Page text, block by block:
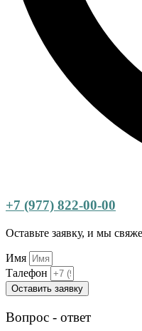
+7 (977) 822-00-00
Оставьте заявку, и мы
Имя
Талефон
Оставить заявку
Вопрос - ответ